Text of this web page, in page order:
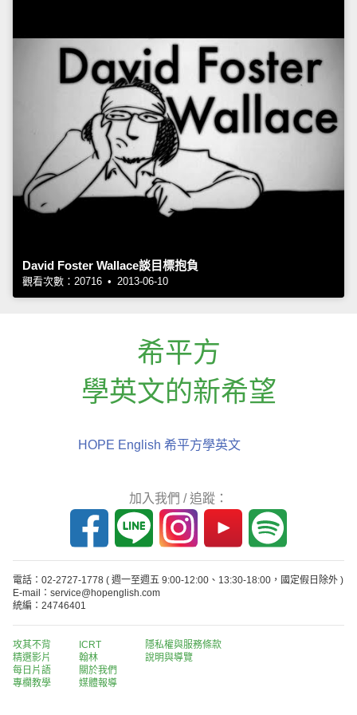
David Foster Wallace談目標抱負
觀看次數：20716 • 2013-06-10
希平方
學英文的新希望
HOPE English 希平方學英文
加入我們 / 追蹤：
電話：02-2727-1778 ( 週一至週五 9:00-12:00、13:30-18:00，國定假日除外 )
E-mail：service@hopenglish.com
統編：24746401
攻其不背
精選影片
每日片語
專欄教學
ICRT
翰林
關於我們
媒體報導
隱私權與服務條款
說明與導覽